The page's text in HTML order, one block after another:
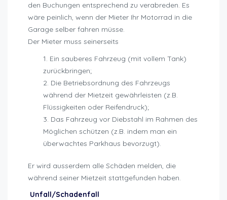
den Buchungen entsprechend zu verabreden. Es
wäre peinlich, wenn der Mieter Ihr Motorrad in die
Garage selber fahren müsse.
Der Mieter muss seinerseits
Ein sauberes Fahrzeug (mit vollem Tank)
zurückbringen;
Die Betriebsordnung des Fahrzeugs
während der Mietzeit gewährleisten (z.B.
Flüssigkeiten oder Reifendruck);
Das Fahrzeug vor Diebstahl im Rahmen des
Möglichen schützen (z.B. indem man ein
überwachtes Parkhaus bevorzugt).
Er wird ausserdem alle Schäden melden, die
während seiner Mietzeit stattgefunden haben.
Unfall/Schadenfall